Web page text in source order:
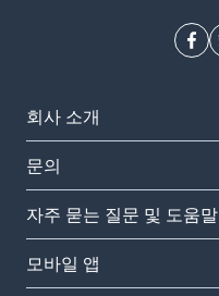
회사 소개
문의
자주 묻는 질문 및 도움말
모바일 앱